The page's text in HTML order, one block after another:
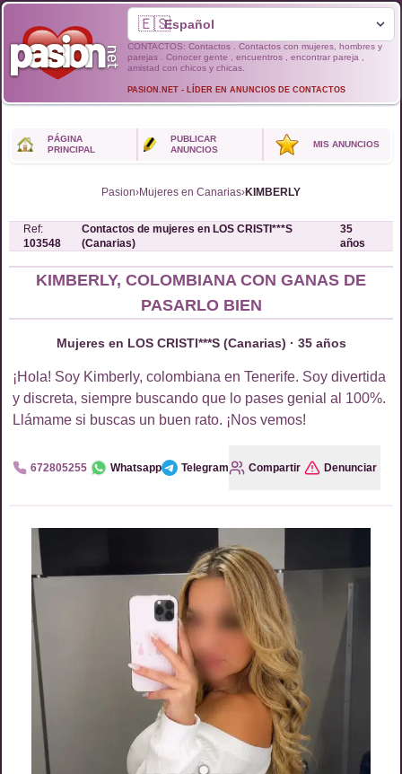
🇪🇸
CONTACTOS: Contactos . Contactos con mujeres, hombres y
parejas . Conocer gente , encuentros , encontrar pareja ,
amistad con chicos y chicas.
PASION.NET - LÍDER EN ANUNCIOS DE CONTACTOS
PÁGINA
PRINCIPAL
PUBLICAR
ANUNCIOS
MIS ANUNCIOS
Pasion›Mujeres en Canarias›KIMBERLY
Ref:
103548
Contactos de mujeres enLOS CRISTI***S
(Canarias)
35
años
KIMBERLY, COLOMBIANA CON GANAS DE
PASARLO BIEN
Mujeres en LOS CRISTI***S (Canarias) · 35 años
¡Hola! Soy Kimberly, colombiana en Tenerife. Soy divertida
y discreta, siempre buscando que lo pases genial al 100%.
Llámame si buscas un buen rato. ¡Nos vemos!
672805255 Whatsapp Telegram Compartir Denunciar